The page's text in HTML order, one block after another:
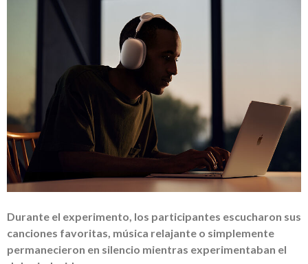
Durante el experimento, los participantes escucharon sus
canciones favoritas, música relajante o simplemente
permanecieron en silencio mientras experimentaban el